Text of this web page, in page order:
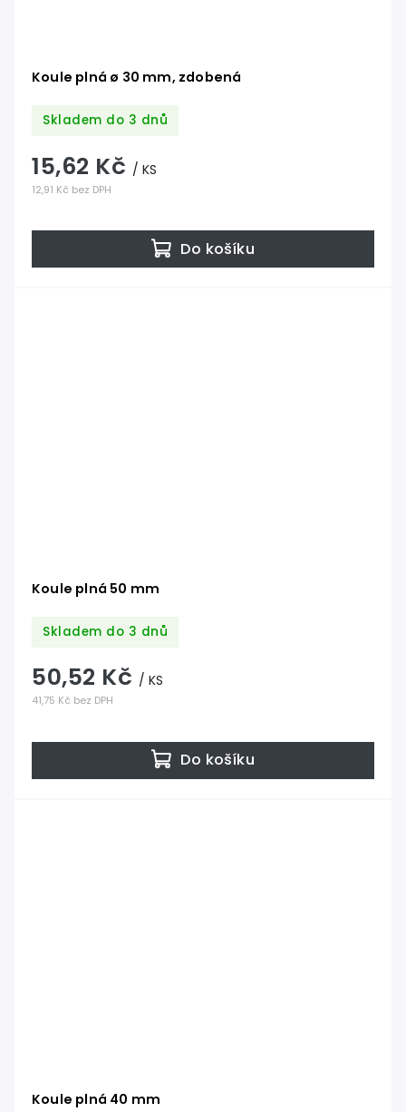
Koule plná ø 30 mm, zdobená
Skladem do 3 dnů
12,91 Kč bez DPH
15,62 Kč / KS
Do košíku
Koule plná 50 mm
Skladem do 3 dnů
41,75 Kč bez DPH
50,52 Kč / KS
Do košíku
Koule plná 40 mm